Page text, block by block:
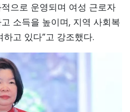
으로 운영되며 여성 근로자
소득을 높이며, 지역 사회복
고 있다”고 강조했다.